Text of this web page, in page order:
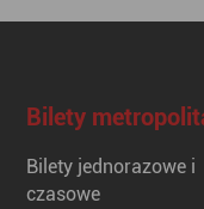
Bilety
Bilety jednorazowe i
czasowe